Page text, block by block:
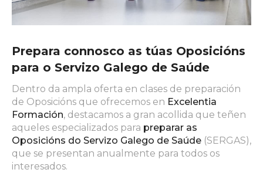
Prepara connosco as túas Oposicións
para o Servizo Galego de Saúde
Dentro da ampla oferta en clases de preparación
de Oposicións que ofrecemos en Excelentia
Formación, destacamos a gran acollida que teñen
aqueles especializados para preparar as
Oposicións do Servizo Galego de Saúde (SERGAS),
que se presentan anualmente para todos os
interesados.